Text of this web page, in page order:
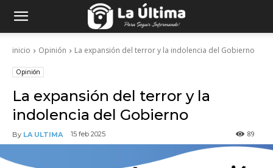
inicio Opinión La expansión del terror y la indolencia del Gobierno
Opinión
La expansión del terror y la
indolencia del Gobierno
By LA ULTIMA 15 feb 2025 89